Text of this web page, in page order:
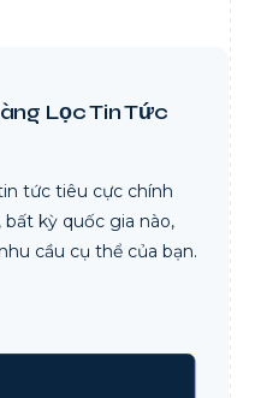
Lọc Tin Tức
tức tiêu cực chính
kỳ quốc gia nào,
cầu cụ thể của bạn.